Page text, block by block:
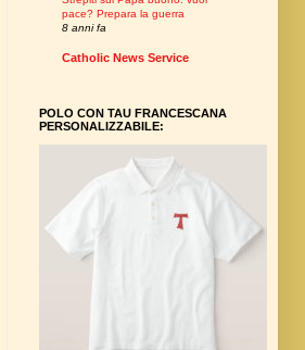
pace? Prepara la guerra
8 anni fa
Catholic News Service
POLO CON TAU FRANCESCANA
PERSONALIZZABILE: